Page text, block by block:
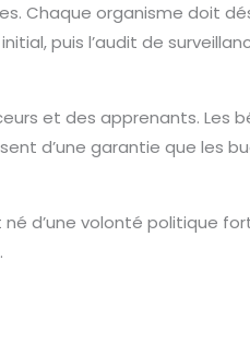
Chaque organisme doit
puis l’audit de
et des apprenants. Les
d’une garantie que
d’une volonté politique